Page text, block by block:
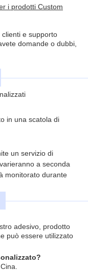
i prodotti Custom
e supporto
domande o dubbi,
in una scatola di
un servizio di
a seconda
monitorato durante
adesivo, prodotto
può essere utilizzato